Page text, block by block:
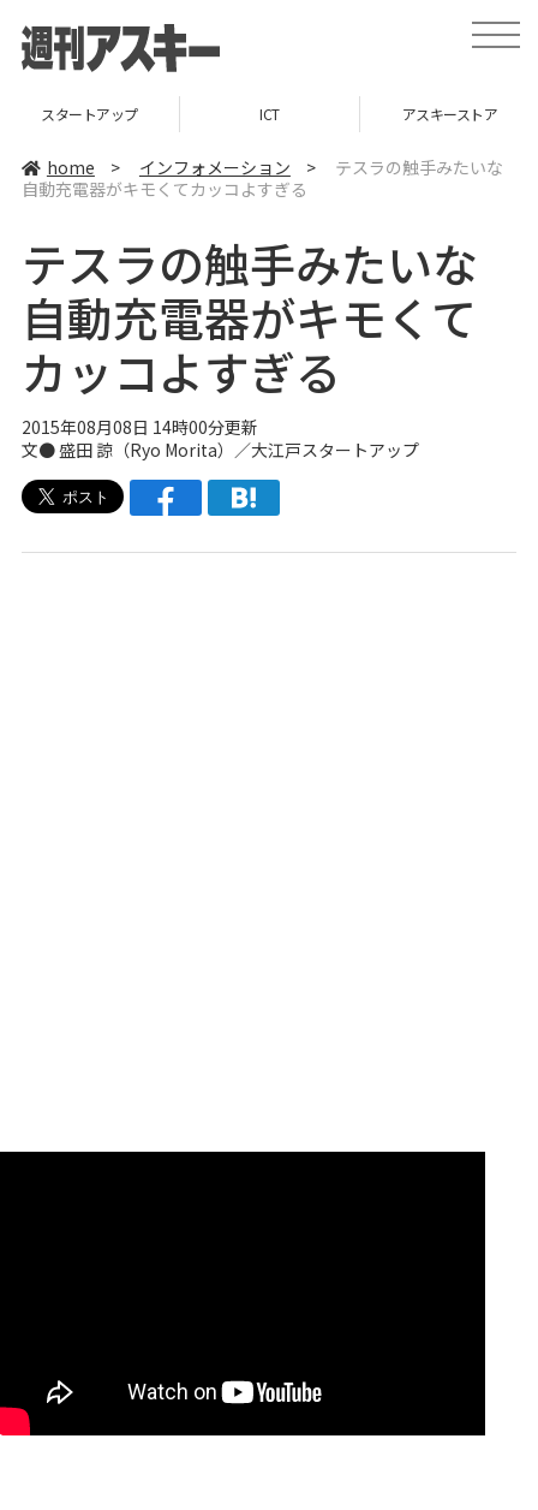
t
o
e
v
スタートアップ ICT アスキーストア
home > インフォメーション >
テスラの触手みたいな
自動充電器がキモくてカッコよすぎる
テスラの触手みたいな
自動充電器がキモくて
カッコよすぎる
2015年08月08日 14時00分更新
文● 盛田 諒（Ryo Morita）／大江戸スタートアップ